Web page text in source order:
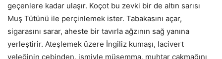
geçenlere kadar ulaşır. Koçot bu zevki bir de altın sarısı
Muş Tütünü ile perçinlemek ister. Tabakasını açar,
sigarasını sarar, aheste bir tavırla ağzının sağ yanına
yerleştirir. Ateşlemek üzere İngiliz kumaşı, lacivert
yeleğinin cebinden, ismiyle müsemma, muhtar çakmağını